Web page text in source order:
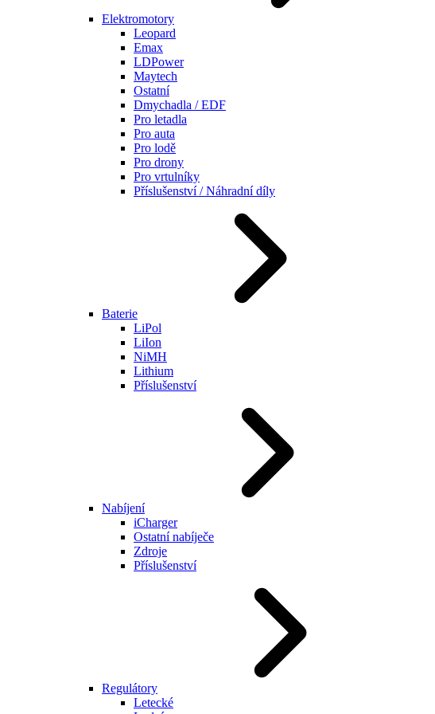
Elektromotory
Leopard
Emax
LDPower
Maytech
Ostatní
Dmychadla / EDF
Pro letadla
Pro auta
Pro lodě
Pro drony
Pro vrtulníky
Příslušenství / Náhradní díly
Baterie
LiPol
LiIon
NiMH
Lithium
Příslušenství
Nabíjení
iCharger
Ostatní nabíječe
Zdroje
Příslušenství
Regulátory
Letecké